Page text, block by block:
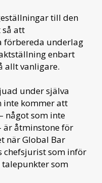
till den
att
förbereda underlag
enbart
allt vanligare.
under själva
inte kommer att
något som inte
­är åtminstone för
när Global Bar
chefsjurist som inför
som